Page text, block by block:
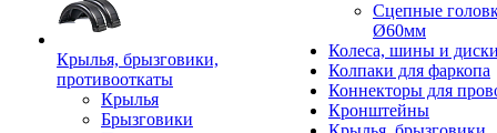
Крылья, брызговики,
противооткаты
Крылья
Брызговики
Сцепные
Ø60мм
Колеса, шины и
Колпаки для фаркопа
Коннекторы для
Кронштейны